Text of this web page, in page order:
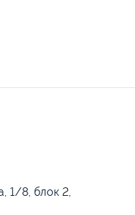
1/8, блок 2,